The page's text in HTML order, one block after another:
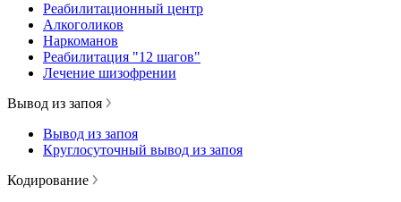
Реабилитационный центр
Алкоголиков
Наркоманов
Реабилитация "12 шагов"
Лечение шизофрении
Вывод из запоя
Вывод из запоя
Круглосуточный вывод из запоя
Кодирование